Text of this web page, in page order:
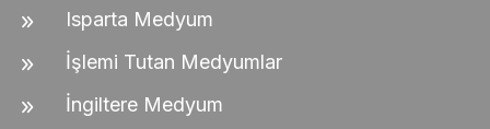
Isparta Medyum
İşlemi Tutan Medyumlar
İngiltere Medyum